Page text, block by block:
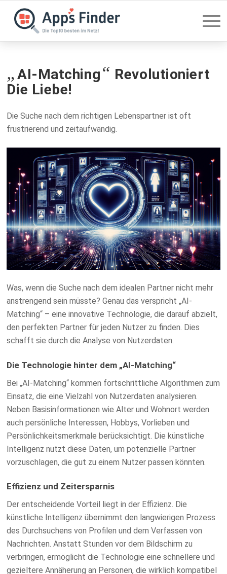
„AI-Matching“ Revolutioniert
Die Liebe!
Die Suche nach dem richtigen Lebenspartner ist oft
frustrierend und zeitaufwändig.
Was, wenn die Suche nach dem idealen Partner nicht mehr
anstrengend sein müsste? Genau das verspricht „AI-
Matching“ – eine innovative Technologie, die darauf abzielt,
den perfekten Partner für jeden Nutzer zu finden. Dies
schafft sie durch die Analyse von Nutzerdaten.
Die Technologie hinter dem „AI-Matching“
Bei „AI-Matching“ kommen fortschrittliche Algorithmen zum
Einsatz, die eine Vielzahl von Nutzerdaten analysieren.
Neben Basisinformationen wie Alter und Wohnort werden
auch persönliche Interessen, Hobbys, Vorlieben und
Persönlichkeitsmerkmale berücksichtigt. Die künstliche
Intelligenz nutzt diese Daten, um potenzielle Partner
vorzuschlagen, die gut zu einem Nutzer passen könnten.
Effizienz und Zeitersparnis
Der entscheidende Vorteil liegt in der Effizienz. Die
künstliche Intelligenz übernimmt den langwierigen Prozess
des Durchsuchens von Profilen und dem Verfassen von
Nachrichten. Anstatt Stunden vor dem Bildschirm zu
verbringen, ermöglicht die Technologie eine schnellere und
gezieltere Annäherung an Personen, die wirklich kompatibel